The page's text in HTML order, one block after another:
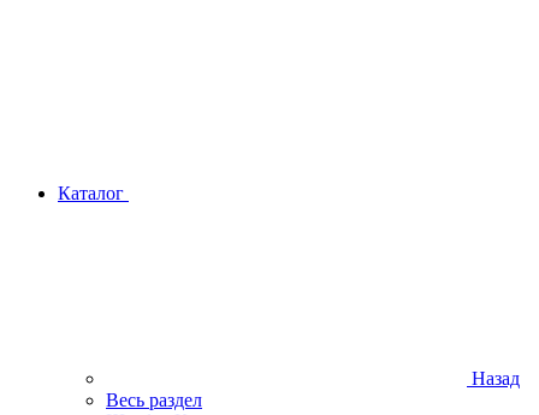
Каталог
Назад
Весь раздел